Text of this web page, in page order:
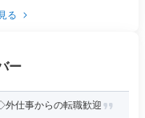
る
ー
外仕事からの転職歓迎